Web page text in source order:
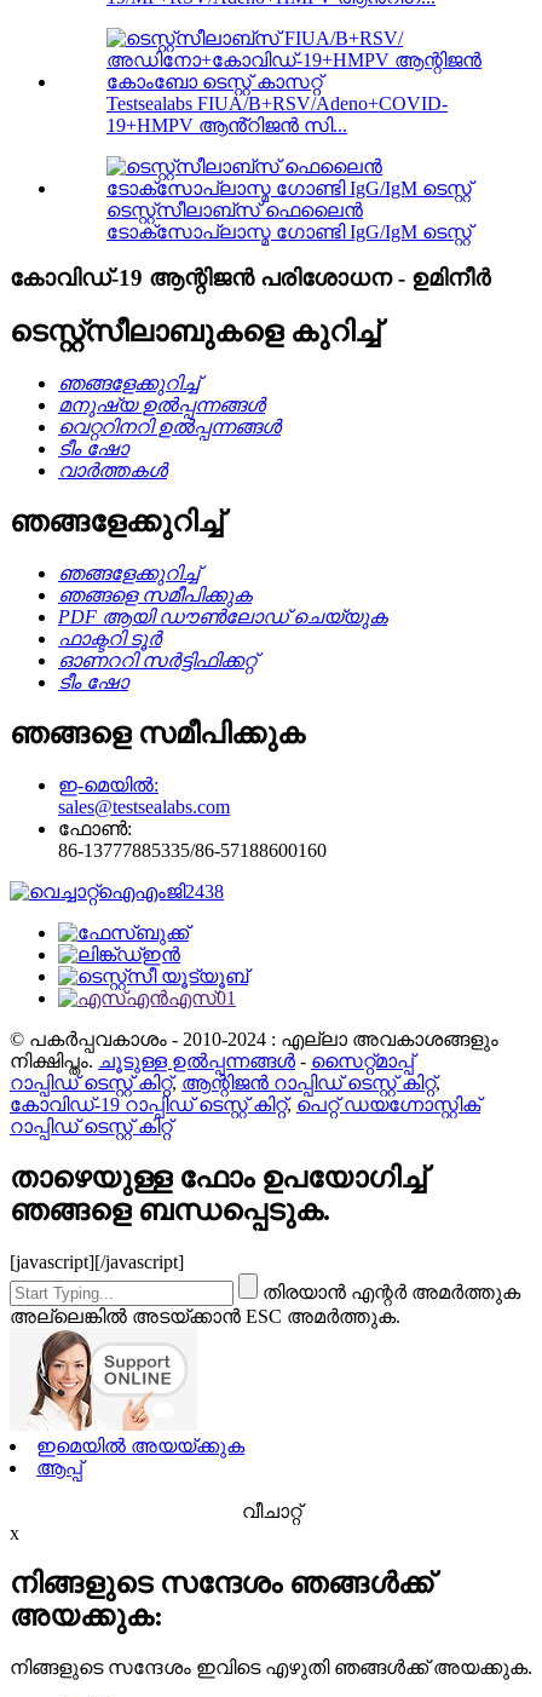
Testsealabs FIUA/B+RSV/Adeno+COVID-
19+HMPV ആൻ്റിജൻ സി...
ടെസ്റ്റ്സീലാബ്സ് ഫെലൈൻ
ടോക്സോപ്ലാസ്മ ഗോണ്ടി IgG/IgM ടെസ്റ്റ്
കോവിഡ്-19 ആന്റിജൻ പരിശോധന - ഉമിനീർ
ടെസ്റ്റ്സീലാബുകളെ കുറിച്ച്
ഞങ്ങളേക്കുറിച്ച്
മനുഷ്യ ഉൽപ്പന്നങ്ങൾ
വെറ്ററിനറി ഉൽപ്പന്നങ്ങൾ
ടീം ഷോ
വാർത്തകൾ
ഞങ്ങളേക്കുറിച്ച്
ഞങ്ങളേക്കുറിച്ച്
ഞങ്ങളെ സമീപിക്കുക
PDF ആയി ഡൗൺലോഡ് ചെയ്യുക
ഫാക്ടറി ടൂർ
ഓണററി സർട്ടിഫിക്കറ്റ്
ടീം ഷോ
ഞങ്ങളെ സമീപിക്കുക
ഇ-മെയിൽ:
sales@testsealabs.com
ഫോൺ:
86-13777885335/86-57188600160
© പകർപ്പവകാശം - 2010-2024 : എല്ലാ അവകാശങ്ങളും
നിക്ഷിപ്തം. ചൂടുള്ള ഉൽപ്പന്നങ്ങൾ - സൈറ്റ്മാപ്പ്
റാപ്പിഡ് ടെസ്റ്റ് കിറ്റ്, ആന്റിജൻ റാപ്പിഡ് ടെസ്റ്റ് കിറ്റ്,
കോവിഡ്-19 റാപ്പിഡ് ടെസ്റ്റ് കിറ്റ്, പെറ്റ് ഡയഗ്നോസ്റ്റിക്
റാപ്പിഡ് ടെസ്റ്റ് കിറ്റ്
താഴെയുള്ള ഫോം ഉപയോഗിച്ച്
ഞങ്ങളെ ബന്ധപ്പെടുക.
[javascript][/javascript]
തിരയാൻ എന്റർ അമർത്തുക
അല്ലെങ്കിൽ അടയ്ക്കാൻ ESC അമർത്തുക.
ഇമെയിൽ അയയ്ക്കുക
ആപ്പ്
വീചാറ്റ്
x
നിങ്ങളുടെ സന്ദേശം ഞങ്ങൾക്ക്
അയക്കുക:
നിങ്ങളുടെ സന്ദേശം ഇവിടെ എഴുതി ഞങ്ങൾക്ക് അയക്കുക.